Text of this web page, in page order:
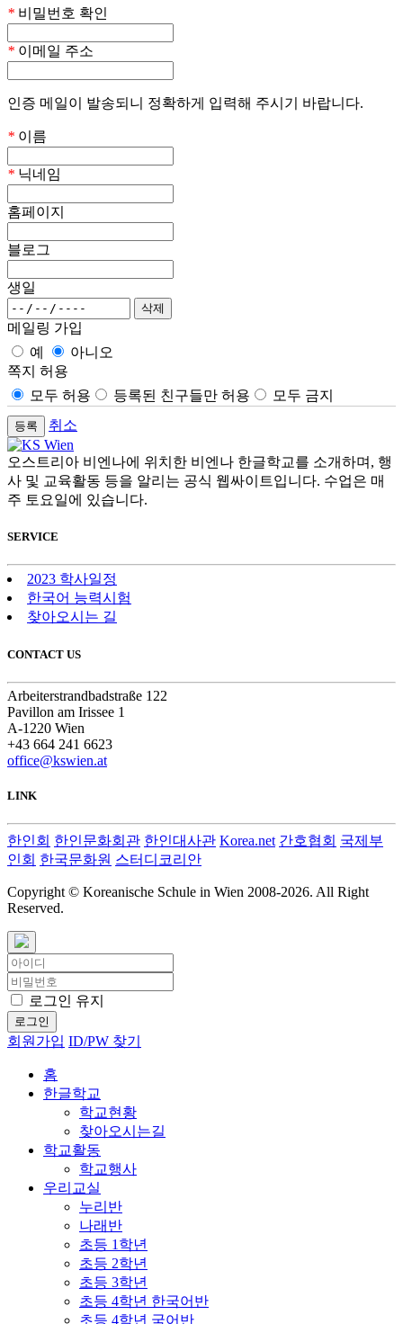
* 비밀번호 확인
* 이메일 주소
인증 메일이 발송되니 정확하게 입력해 주시기 바랍니다.
* 이름
* 닉네임
홈페이지
블로그
생일
메일링 가입
예
아니오
쪽지 허용
모두 허용
등록된 친구들만 허용
모두 금지
취소
오스트리아 비엔나에 위치한 비엔나 한글학교를 소개하며, 행
사 및 교육활동 등을 알리는 공식 웹싸이트입니다. 수업은 매
주 토요일에 있습니다.
SERVICE
2023 학사일정
한국어 능력시험
찾아오시는 길
CONTACT US
Arbeiterstrandbadstraße 122
Pavillon am Irissee 1
A-1220 Wien
+43 664 241 6623
office@kswien.at
LINK
한인회 한인문화회관 한인대사관 Korea.net 간호협회 국제부
인회 한국문화원 스터디코리안
Copyright © Koreanische Schule in Wien 2008-2026. All Right
Reserved.
로그인 유지
로그인
회원가입 ID/PW 찾기
홈
한글학교
학교현황
찾아오시는길
학교활동
학교행사
우리교실
누리반
나래반
초등 1학년
초등 2학년
초등 3학년
초등 4학년 한국어반
초등 4학년 국어반